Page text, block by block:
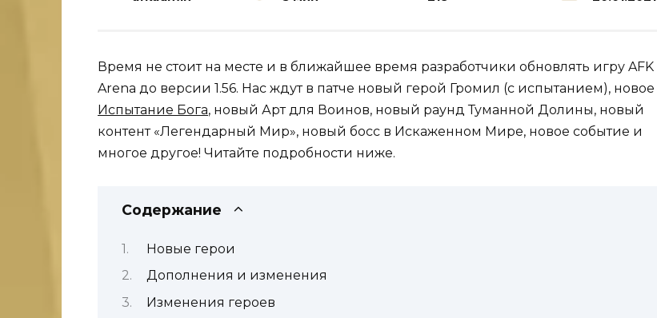
Время не стоит на месте и в ближайшее время разработчики обновлять игру AFK
Arena до версии 1.56. Нас ждут в патче новый герой Громил (с испытанием), новое
Испытание Бога, новый Арт для Воинов, новый раунд Туманной Долины, новый
контент «Легендарный Мир», новый босс в Искаженном Мире, новое событие и
многое другое! Читайте подробности ниже.
Содержание
Новые герои
Дополнения и изменения
Изменения героев